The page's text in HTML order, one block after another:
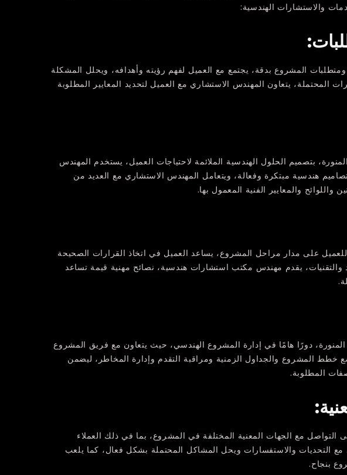
والاستشارات الهندسية:
المشروع بدقة، يجتمع مع العميل لفهم رؤيته وأهدافه، ويحلل المشكلة
المحتملة، يتعاون المهندس الاستشاري مع العميل لتحديد المعايير المطلوبة
بتصميم الحلول الهندسية الملائمة لاحتياجات العميل، يستخدم المهندس
هندسية مبتكرة وفعالة، ويتعامل المهندس الاستشاري مع العديد من
واللوائح والمعايير الفنية المعمول بها.
للعميل على مدار مراحل المشروع، يساعد العميل في اتخاذ القرارات الصحيحة
والتقنيات، يقدم مهندس مكتب استشارات هندسية، نصائح مهنية قيمة تساعد
دورًا هامًا في إدارة المشروع الهندسي، حيث يتعاون مع فريق المشروع
خطط المشروع والجداول الزمنية ومراقبة التقدم وإدارة المخاطر، ليضمن
المطلوبة.
التواصل مع الجهات المعنية المختلفة في المشروع، بما في ذلك العملاء
مع التحديات والاستفسارات ويحل المشاكل المحتملة بشكل فعال، كما يلعب
بنجاح.